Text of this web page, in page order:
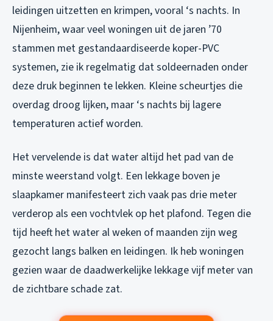
leidingen uitzetten en krimpen, vooral ‘s nachts. In
Nijenheim, waar veel woningen uit de jaren ’70
stammen met gestandaardiseerde koper-PVC
systemen, zie ik regelmatig dat soldeernaden onder
deze druk beginnen te lekken. Kleine scheurtjes die
overdag droog lijken, maar ‘s nachts bij lagere
temperaturen actief worden.
Het vervelende is dat water altijd het pad van de
minste weerstand volgt. Een lekkage boven je
slaapkamer manifesteert zich vaak pas drie meter
verderop als een vochtvlek op het plafond. Tegen die
tijd heeft het water al weken of maanden zijn weg
gezocht langs balken en leidingen. Ik heb woningen
gezien waar de daadwerkelijke lekkage vijf meter van
de zichtbare schade zat.